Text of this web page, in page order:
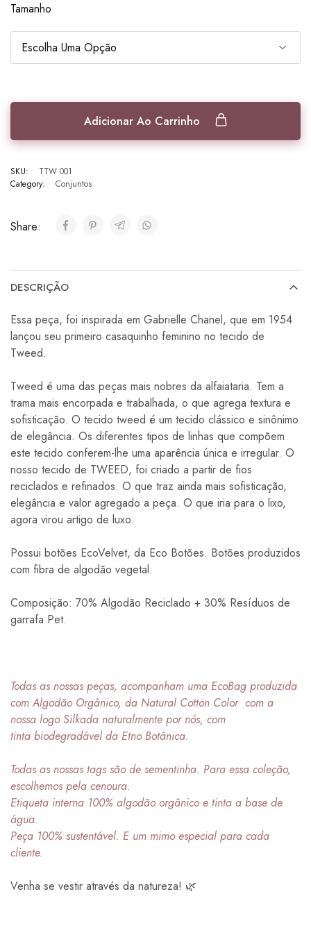
Tamanho
Adicionar Ao Carrinho
SKU:
TTW 001
Category:
Conjuntos
Share:
DESCRIÇÃO
Essa peça, foi inspirada em Gabrielle Chanel, que em 1954
lançou seu primeiro casaquinho feminino no tecido de
Tweed.
Tweed é uma das peças mais nobres da alfaiataria. Tem a
trama mais encorpada e trabalhada, o que agrega textura e
sofisticação. O tecido tweed é um tecido clássico e sinônimo
de elegância. Os diferentes tipos de linhas que compõem
este tecido conferem-lhe uma aparência única e irregular. O
nosso tecido de TWEED, foi criado a partir de fios
reciclados e refinados. O que traz ainda mais sofisticação,
elegância e valor agregado a peça. O que iria para o lixo,
agora virou artigo de luxo.
Possui botões EcoVelvet, da Eco Botões. Botões produzidos
com fibra de algodão vegetal.
Composição: 70% Algodão Reciclado + 30% Resíduos de
garrafa Pet.
Todas as nossas peças, acompanham uma EcoBag produzida
com Algodão Orgânico, da Natural Cotton Color com a
nossa logo Silkada naturalmente por nós, com
tinta biodegradável da Etno Botânica.
Todas as nossas tags sãode sementinha. Para essa coleção,
escolhemos pela cenoura.
Etiqueta interna 100% algodão orgânico e tinta a base de
água.
Peça 100% sustentável. E um mimo especial para cada
cliente.
Venha se vestir através da natureza! 🌿